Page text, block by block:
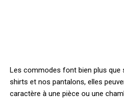
Les commodes font bien plus que
shirts et nos pantalons, elles
caractère à une pièce ou une